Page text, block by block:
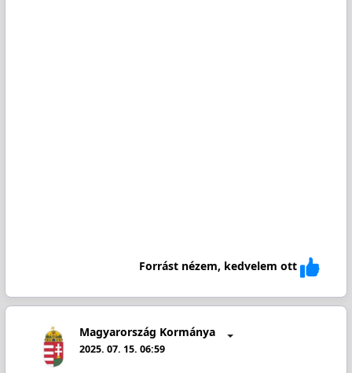
Forrást nézem, kedvelem ott
Magyarország Kormánya
2025. 07. 15. 06:59